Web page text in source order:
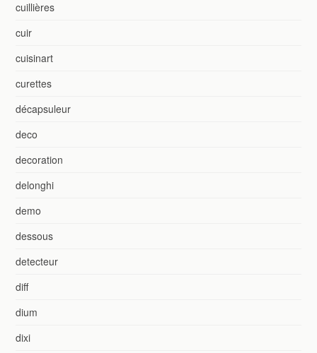
cuillières
cuir
cuisinart
curettes
décapsuleur
deco
decoration
delonghi
demo
dessous
detecteur
diff
dium
dixi